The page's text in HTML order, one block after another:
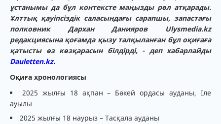
ұстанымы да бұл контексте маңызды рөл атқарады.
Ұлттық қауіпсіздік саласындағы сарапшы, запастағы
полковник Дархан Данияров Ulysmedia.kz
редакциясына қоғамда қызу талқыланған бұл оқиғаға
қатысты өз көзқарасын білдірді, - деп хабарлайды
Dauletten.kz.
Оқиға хронологиясы
2025 жылғы 18 ақпан – Бөкей ордасы ауданы, Іле
ауылы
2025 жылғы 18 наурыз – Тасқала ауданы